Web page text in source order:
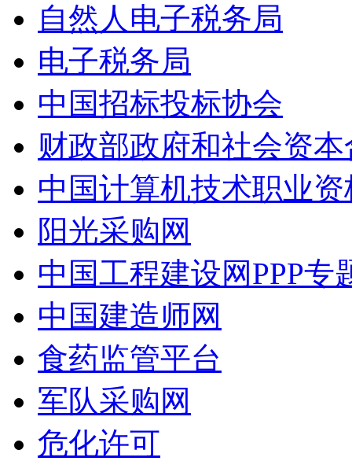
自然人电子税务局
电子税务局
中国招标投标协会
财政部政府和社会资
中国计算机技术职业资
阳光采购网
中国工程建设网PPP专
中国建造师网
食药监管平台
军队采购网
危化许可